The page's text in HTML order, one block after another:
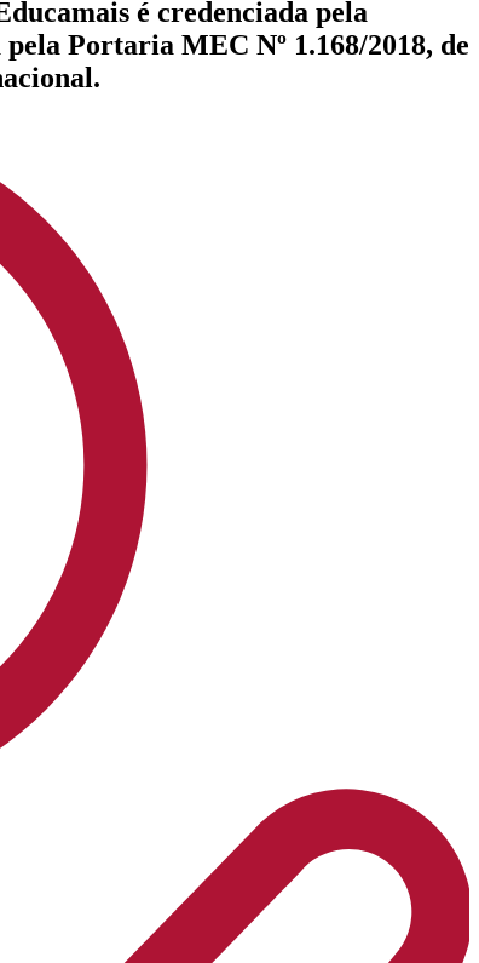
é credenciada pela
Portaria MEC Nº 1.168/2018, de